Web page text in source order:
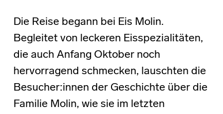
Die Reise begann bei Eis Molin.
Begleitet von leckeren Eisspezialitäten,
die auch Anfang Oktober noch
hervorragend schmecken, lauschten die
Besucher:innen der Geschichte über die
Familie Molin, wie sie im letzten